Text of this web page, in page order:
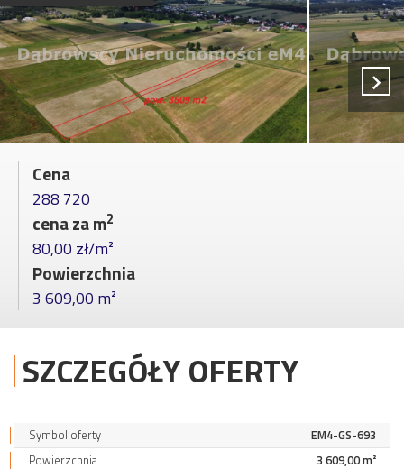
Cena
288 720
cena za m2
80,00 zł/m²
Powierzchnia
3 609,00 m²
SZCZEGÓŁY OFERTY
Symbol oferty
EM4-GS-693
Powierzchnia
3 609,00 m²